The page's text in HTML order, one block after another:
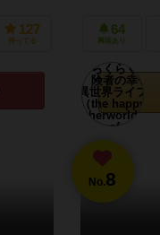
127
持ってる
64
興味あり
No.8